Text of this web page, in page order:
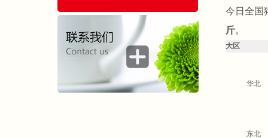
今日全国
斤。
大区
华北
东北